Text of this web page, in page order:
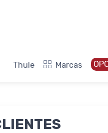
Thule Marcas